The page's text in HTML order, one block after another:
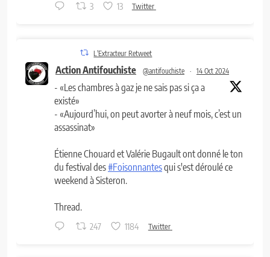
3 13 Twitter
L'Extracteur Retweet
Action Antifouchiste @antifouchiste · 14 Oct 2024
- «Les chambres à gaz je ne sais pas si ça a
existé»
- «Aujourd’hui, on peut avorter à neuf mois, c’est un
assassinat»
Étienne Chouard et Valérie Bugault ont donné le ton
du festival des#Foisonnantesqui s'est déroulé ce
weekend à Sisteron.
Thread.
247 1184 Twitter